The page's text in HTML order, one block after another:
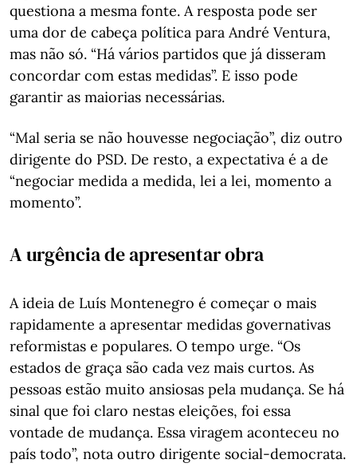
questiona a mesma fonte. A resposta pode ser
uma dor de cabeça política para André Ventura,
mas não só. “Há vários partidos que já disseram
concordar com estas medidas”. E isso pode
garantir as maiorias necessárias.
“Mal seria se não houvesse negociação”, diz outro
dirigente do PSD. De resto, a expectativa é a de
“negociar medida a medida, lei a lei, momento a
momento”.
A urgência de apresentar obra
A ideia de Luís Montenegro é começar o mais
rapidamente a apresentar medidas governativas
reformistas e populares. O tempo urge. “Os
estados de graça são cada vez mais curtos. As
pessoas estão muito ansiosas pela mudança. Se há
sinal que foi claro nestas eleições, foi essa
vontade de mudança. Essa viragem aconteceu no
país todo”, nota outro dirigente social-democrata.